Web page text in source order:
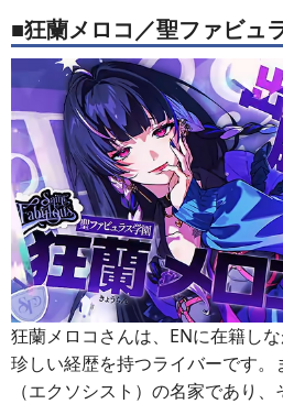
■狂蘭メロコ／聖ファビュ
狂蘭メロコさんは、ENに在籍し
珍しい経歴を持つライバーです。
（エクソシスト）の名家であり